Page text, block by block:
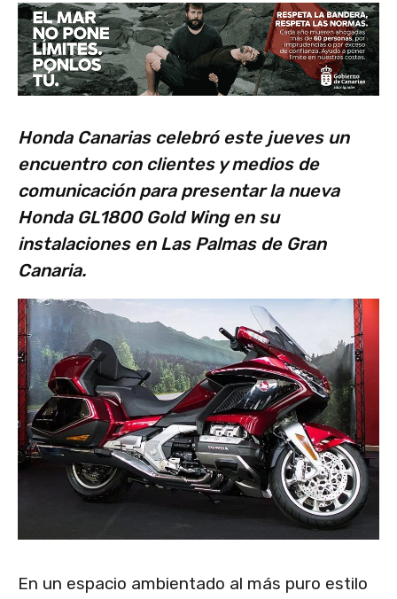
Honda Canarias celebró este jueves un
encuentro con clientes y medios de
comunicación para presentar la nueva
Honda GL1800 Gold Wing en su
instalaciones en Las Palmas de Gran
Canaria.
En un espacio ambientado al más puro estilo